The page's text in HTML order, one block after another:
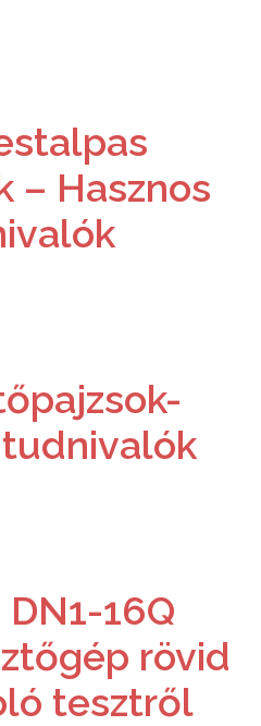
– Hasznos
DN1-16Q
rövid
tesztről